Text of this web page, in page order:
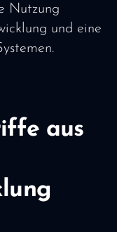
Nutzung
und eine
aus